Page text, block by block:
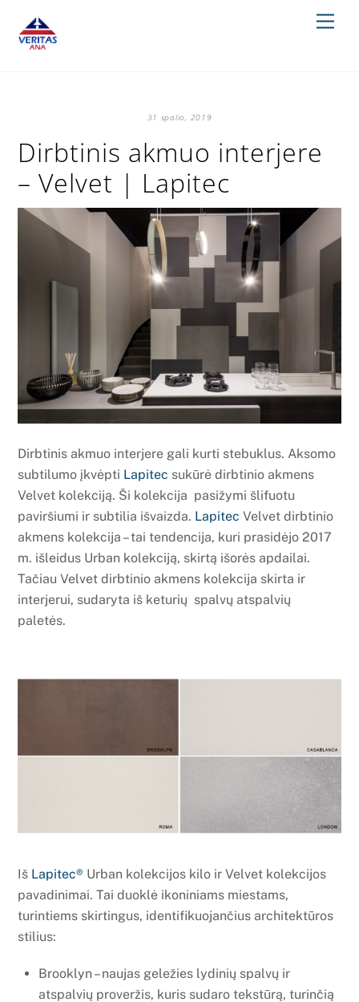
content
31 spalio, 2019
Dirbtinis akmuo interjere
– Velvet | Lapitec
Dirbtinis akmuo interjere gali kurti stebuklus. Aksomo
subtilumo įkvėpti Lapitec sukūrė dirbtinio akmens
Velvet kolekciją. Ši kolekcija pasižymi šlifuotu
paviršiumi ir subtilia išvaizda. Lapitec Velvet dirbtinio
akmens kolekcija – tai tendencija, kuri prasidėjo 2017
m. išleidus Urban kolekciją, skirtą išorės apdailai.
Tačiau Velvet dirbtinio akmens kolekcija skirta ir
interjerui, sudaryta iš keturių spalvų atspalvių
paletės.
Iš Lapitec® Urban kolekcijos kilo ir Velvet kolekcijos
pavadinimai. Tai duoklė ikoniniams miestams,
turintiems skirtingus, identifikuojančius architektūros
stilius:
Brooklyn – naujas geležies lydinių spalvų ir
atspalvių proveržis, kuris sudaro tekstūrą, turinčią